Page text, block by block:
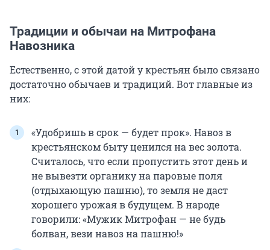
Традиции и обычаи на Митрофана
Навозника
Естественно, с этой датой у крестьян было связано
достаточно обычаев и традиций. Вот главные из
них:
«Удобришь в срок — будет прок». Навоз в
крестьянском быту ценился на вес золота.
Считалось, что если пропустить этот день и
не вывезти органику на паровые поля
(отдыхающую пашню), то земля не даст
хорошего урожая в будущем. В народе
говорили: «Мужик Митрофан — не будь
болван, вези навоз на пашню!»